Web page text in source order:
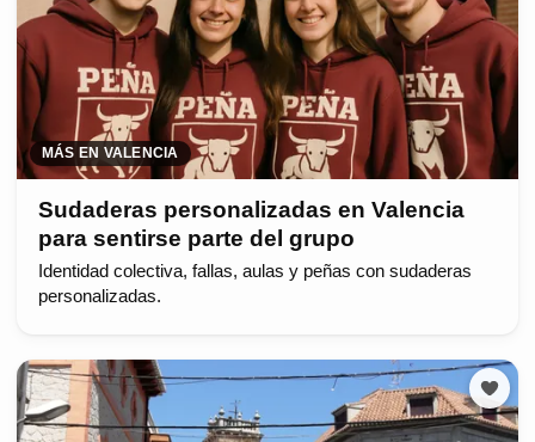
MÁS EN VALENCIA
Sudaderas personalizadas en Valencia
para sentirse parte del grupo
Identidad colectiva, fallas, aulas y peñas con sudaderas
personalizadas.